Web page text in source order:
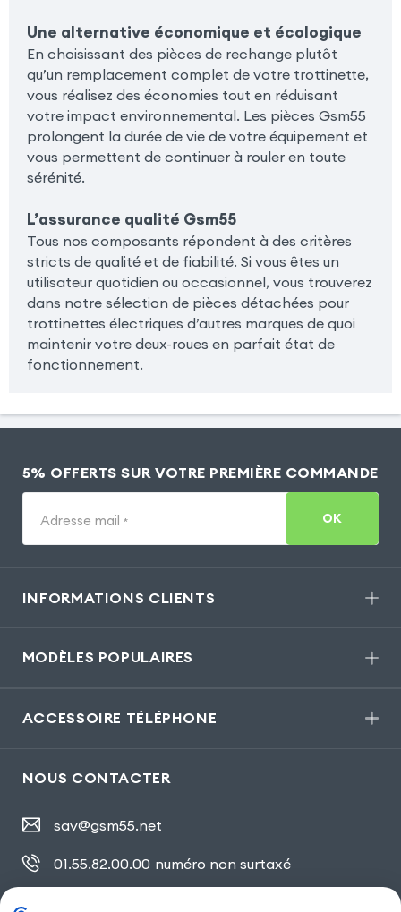
Une alternative économique et écologique
En choisissant des pièces de rechange plutôt
qu’un remplacement complet de votre trottinette,
vous réalisez des économies tout en réduisant
votre impact environnemental. Les pièces Gsm55
prolongent la durée de vie de votre équipement et
vous permettent de continuer à rouler en toute
sérénité.
L’assurance qualité Gsm55
Tous nos composants répondent à des critères
stricts de qualité et de fiabilité. Si vous êtes un
utilisateur quotidien ou occasionnel, vous trouverez
dans notre sélection de pièces détachées pour
trottinettes électriques d’autres marques de quoi
maintenir votre deux-roues en parfait état de
fonctionnement.
5% OFFERTS SUR VOTRE PREMIÈRE COMMANDE
Adresse mail * OK
INFORMATIONS CLIENTS
MODÈLES POPULAIRES
ACCESSOIRE TÉLÉPHONE
NOUS CONTACTER
sav@gsm55.net
01.55.82.00.00 numéro non surtaxé